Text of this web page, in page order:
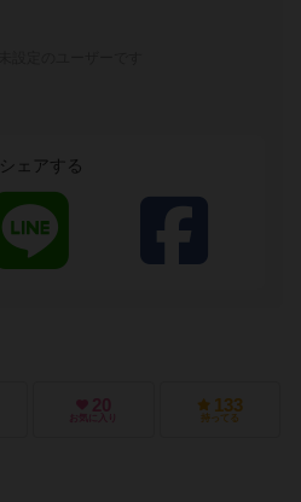
シェアする
20
お気に入り
133
持ってる